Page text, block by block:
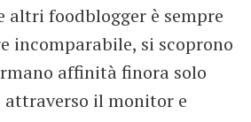
altri foodblogger è sempre
incomparabile, si scoprono
affinità finora solo
attraverso il monitor e